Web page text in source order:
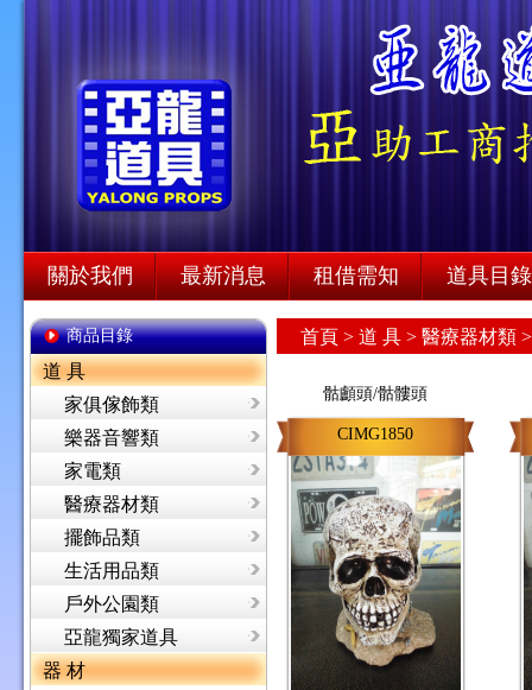
關於我們 最新消息 租借需知 道具目錄
商品目錄
道 具
家俱傢飾類
樂器音響類
家電類
醫療器材類
擺飾品類
生活用品類
戶外公園類
亞龍獨家道具
器 材
首頁 > 道 具 > 醫療器材類
骷顱頭/骷髏頭
CIMG1850